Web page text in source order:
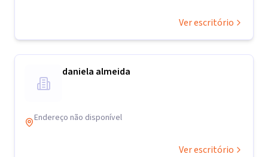
Ver escritório
daniela almeida
Endereço não disponível
Ver escritório